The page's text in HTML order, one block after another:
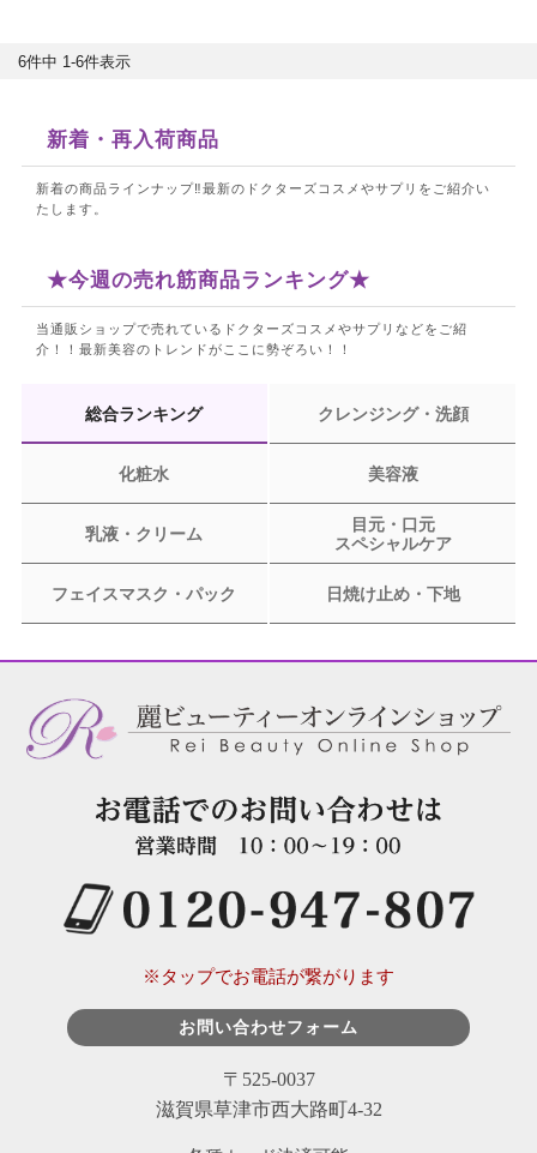
6件中 1-6件表示
新着・再入荷商品
新着の商品ラインナップ‼最新のドクターズコスメやサプリをご紹介い
たします。
★今週の売れ筋商品ランキング★
当通販ショップで売れているドクターズコスメやサプリなどをご紹
介！！最新美容のトレンドがここに勢ぞろい！！
総合ランキング クレンジング・洗顔
化粧水 美容液
乳液・クリーム
目元・口元
スペシャルケア
フェイスマスク・パック 日焼け止め・下地
※タップでお電話が繋がります
お問い合わせフォーム
〒525-0037
滋賀県草津市西大路町4-32